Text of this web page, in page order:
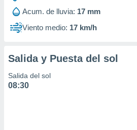
publicidad
de
Acum. de lluvia: 17 mm
Viento medio: 17 km/h
Salida y Puesta del sol
Salida del sol
08:30